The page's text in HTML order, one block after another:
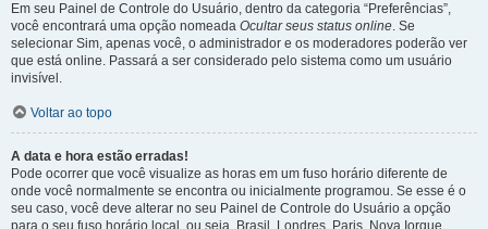
Em seu Painel de Controle do Usuário, dentro da categoria “Preferências”,
você encontrará uma opção nomeada Ocultar seus status online. Se
selecionar Sim, apenas você, o administrador e os moderadores poderão ver
que está online. Passará a ser considerado pelo sistema como um usuário
invisível.
Voltar ao topo
A data e hora estão erradas!
Pode ocorrer que você visualize as horas em um fuso horário diferente de
onde você normalmente se encontra ou inicialmente programou. Se esse é o
seu caso, você deve alterar no seu Painel de Controle do Usuário a opção
para o seu fuso horário local, ou seja, Brasil, Londres, Paris, Nova Iorque,